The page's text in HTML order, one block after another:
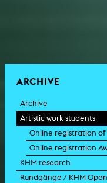
ARCHIVE
Archive
Artistic work students
Online registration of
Online registration
KHM research
Rundgänge / KHM Open